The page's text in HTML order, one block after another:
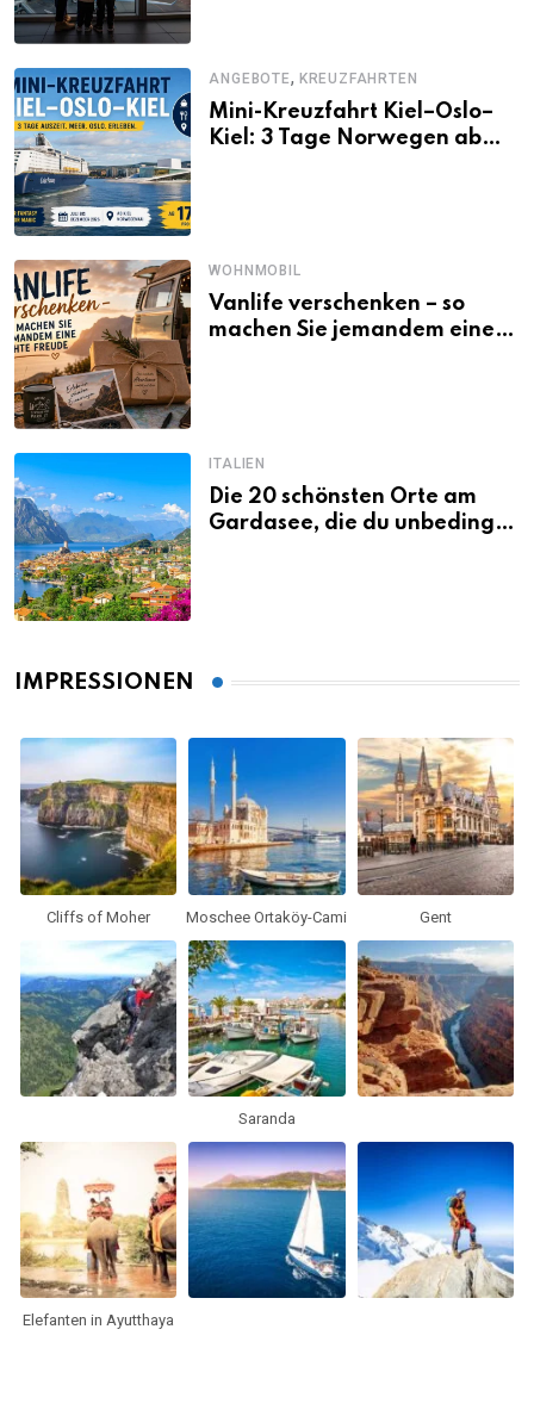
ANGEBOTE, KREUZFAHRTEN
Mini-Kreuzfahrt Kiel–Oslo–
Kiel: 3 Tage Norwegen ab
WOHNMOBIL
Vanlife verschenken – so
machen Sie jemandem eine
ITALIEN
Die 20 schönsten Orte am
Gardasee, die du unbedingt
IMPRESSIONEN
Cliffs of Moher Moschee Ortaköy-Cami Gent
Saranda
Elefanten in Ayutthaya